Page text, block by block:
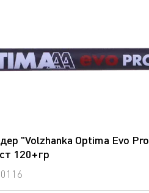
"Volzhanka Optima Evo Pro
120+гр